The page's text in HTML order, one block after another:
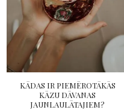
KĀDAS IR PIEMĒROTĀKĀS
KĀZU DĀVANAS
JAUNLAULĀTAJIEM?